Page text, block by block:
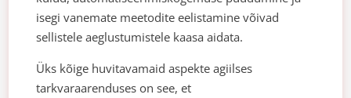
isegi vanemate meetodite eelistamine võivad
sellistele aeglustumistele kaasa aidata.
Üks kõige huvitavamaid aspekte agiilses
tarkvaraarenduses on see, et